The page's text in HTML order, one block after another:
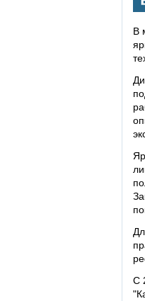
В
С